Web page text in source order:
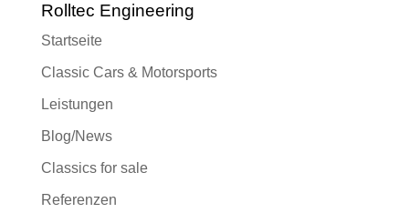
Rolltec Engineering
Startseite
Classic Cars & Motorsports
Leistungen
Blog/News
Classics for sale
Referenzen